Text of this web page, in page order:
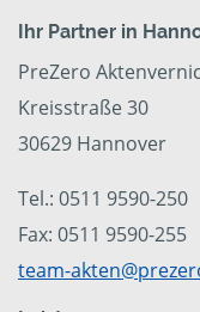
Ihr Partner in
PreZero
Kreisstraße 30
30629 Hannover
Tel.: 0511 9590-250
Fax: 0511 9590-255
team-